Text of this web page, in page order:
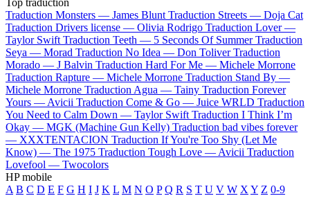
Traduction Monsters — James Blunt Traduction Streets — Doja Cat
Traduction Drivers license — Olivia Rodrigo Traduction Lover —
Taylor Swift Traduction Teeth — 5 Seconds Of Summer Traduction
Seya — Morad Traduction No Idea — Don Toliver Traduction
Morado — J Balvin Traduction Hard For Me — Michele Morrone
Traduction Rapture — Michele Morrone Traduction Stand By —
Michele Morrone Traduction Agua — Tainy Traduction Forever
Yours — Avicii Traduction Come & Go — Juice WRLD Traduction
You Need to Calm Down — Taylor Swift Traduction I Think I’m
Okay — MGK (Machine Gun Kelly) Traduction bad vibes forever
— XXXTENTACION Traduction If You're Too Shy (Let Me
Know) — The 1975 Traduction Tough Love — Avicii Traduction
Lovefool — Twocolors
HP mobile
A B C D E F G H I J K L M N O P Q R S T U V W X Y Z 0-9